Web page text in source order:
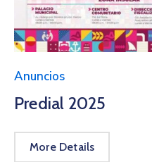
Anuncios
Predial 2025
More Details